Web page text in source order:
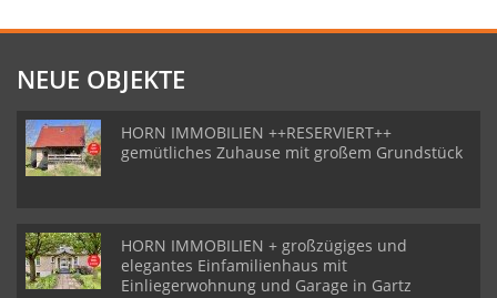
NEUE OBJEKTE
HORN IMMOBILIEN ++RESERVIERT++
gemütliches Zuhause mit großem Grundstück
HORN IMMOBILIEN + großzügiges und
elegantes Einfamilienhaus mit
Einliegerwohnung und Garage in Gartz